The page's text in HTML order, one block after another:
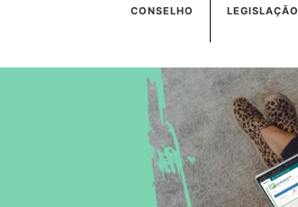
CONSELHO LEGISLAÇÃO